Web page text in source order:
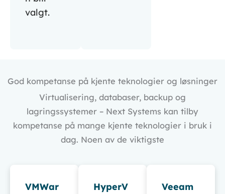
valgt.
God kompetanse på kjente teknologier og løsninger
Virtualisering, databaser, backup og
lagringssystemer – Next Systems kan tilby
kompetanse på mange kjente teknologier i bruk i
dag. Noen av de viktigste
VMWar
HyperV
Veeam